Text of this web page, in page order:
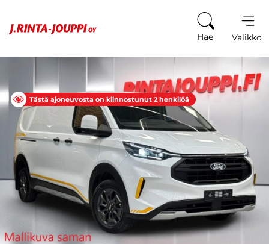
Hae Valikko
Tästä ajoneuvosta on kiinnostunut 2 henkilöä